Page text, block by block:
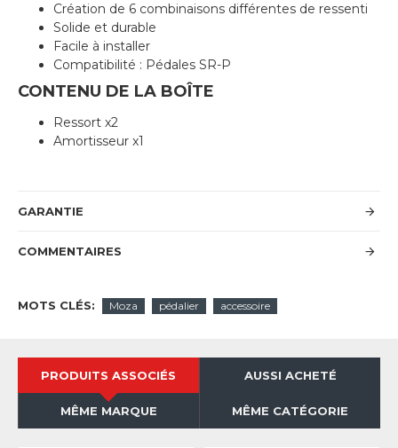
Création de 6 combinaisons différentes de ressenti
Solide et durable
Facile à installer
Compatibilité : Pédales SR-P
CONTENU DE LA BOÎTE
Ressort x2
Amortisseur x1
GARANTIE
COMMENTAIRES
MOTS CLÉS: Moza pédalier accessoire
PRODUITS ASSOCIÉS AUSSI ACHETÉ
MÊME MARQUE MÊME CATÉGORIE